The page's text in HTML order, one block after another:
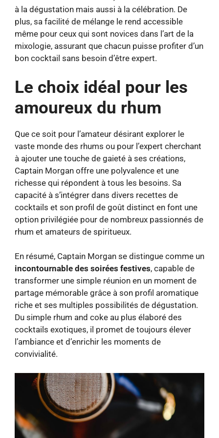
à la dégustation mais aussi à la célébration. De
plus, sa facilité de mélange le rend accessible
même pour ceux qui sont novices dans l’art de la
mixologie, assurant que chacun puisse profiter d’un
bon cocktail sans besoin d’être expert.
Le choix idéal pour les
amoureux du rhum
Que ce soit pour l’amateur désirant explorer le
vaste monde des rhums ou pour l’expert cherchant
à ajouter une touche de gaieté à ses créations,
Captain Morgan offre une polyvalence et une
richesse qui répondent à tous les besoins. Sa
capacité à s’intégrer dans divers recettes de
cocktails et son profil de goût distinct en font une
option privilégiée pour de nombreux passionnés de
rhum et amateurs de spiritueux.
En résumé, Captain Morgan se distingue comme un
incontournable des soirées festives, capable de
transformer une simple réunion en un moment de
partage mémorable grâce à son profil aromatique
riche et ses multiples possibilités de dégustation.
Du simple rhum and coke au plus élaboré des
cocktails exotiques, il promet de toujours élever
l’ambiance et d’enrichir les moments de
convivialité.